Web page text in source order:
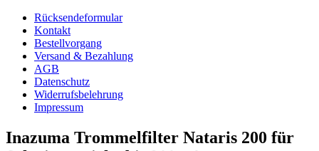
Rücksendeformular
Kontakt
Bestellvorgang
Versand & Bezahlung
AGB
Datenschutz
Widerrufsbelehrung
Impressum
Inazuma Trommelfilter Nataris 200 für